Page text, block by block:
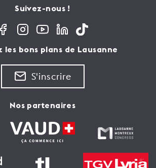
Suivez-nous !
les bons plans de Lausanne
S'inscrire
Nos partenaires